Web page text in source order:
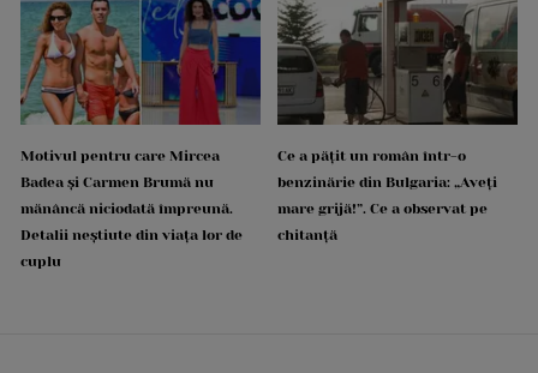
Motivul pentru care Mircea
Badea și Carmen Brumă nu
mănâncă niciodată împreună.
Detalii neștiute din viața lor de
cuplu
Ce a pățit un român într-o
benzinărie din Bulgaria: „Aveți
mare grijă!”. Ce a observat pe
chitanță